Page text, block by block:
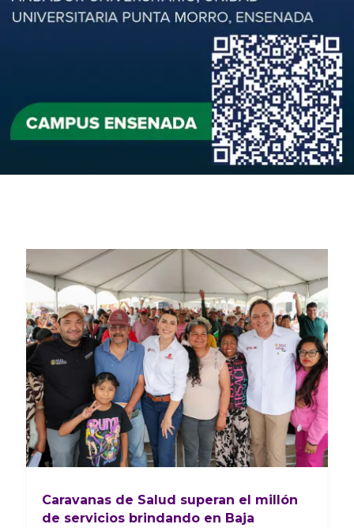
Caravanas de Salud superan el millón
de servicios brindando en Baja